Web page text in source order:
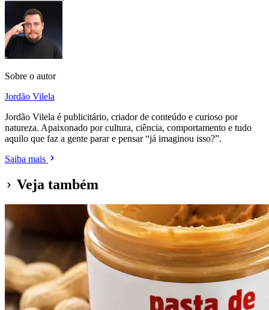
Sobre o autor
Jordão Vilela
Jordão Vilela é publicitário, criador de conteúdo e curioso por
natureza. Apaixonado por cultura, ciência, comportamento e tudo
aquilo que faz a gente parar e pensar “já imaginou isso?”.
Saiba mais
Veja também